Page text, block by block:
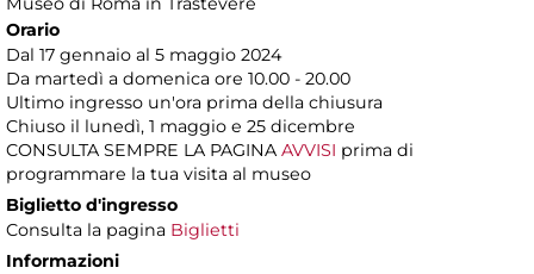
Orario
Dal 17 gennaio al 5 maggio 2024
Da martedì a domenica ore 10.00 - 20.00
Ultimo ingresso un'ora prima della chiusura
Chiuso il lunedì, 1 maggio e 25 dicembre
CONSULTA SEMPRE LA PAGINA AVVISI prima di
programmare la tua visita al museo
Biglietto d'ingresso
Consulta la pagina Biglietti
Informazioni